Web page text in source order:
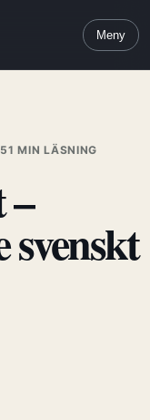
Meny
1 MIN LÄSNING